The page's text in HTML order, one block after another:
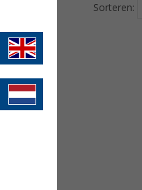
Sorteren: